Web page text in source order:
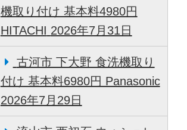
機取り付け 基本料4980円
HITACHI 2026年7月31日
古河市 下大野 食洗機取り
付け 基本料6980円 Panasonic
2026年7月29日